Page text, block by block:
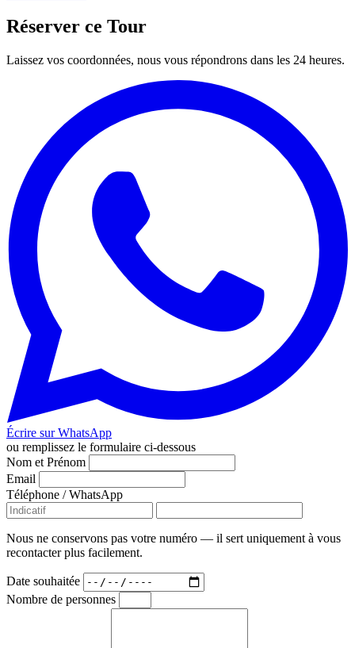
Réserver ce Tour
Laissez vos coordonnées, nous vous répondrons dans les 24 heures.
Écrire sur WhatsApp
ou remplissez le formulaire ci-dessous
Nom et Prénom
Email
Téléphone / WhatsApp
Nous ne conservons pas votre numéro — il sert uniquement à vous
recontacter plus facilement.
Date souhaitée
Nombre de personnes